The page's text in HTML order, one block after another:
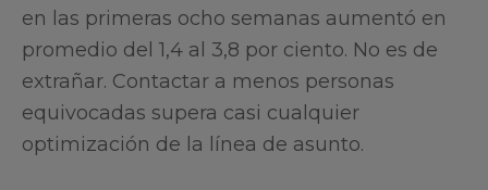
en las primeras ocho semanas aumentó en
promedio del 1,4 al 3,8 por ciento. No es de
extrañar. Contactar a menos personas
equivocadas supera casi cualquier
optimización de la línea de asunto.